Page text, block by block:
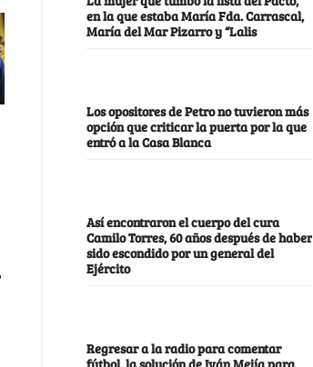
en la que estaba María Fda. Carrascal,
María del Mar Pizarro y “Lalis
Los opositores de Petro no tuvieron más
opción que criticar la puerta por la que
entró a la Casa Blanca
Así encontraron el cuerpo del cura
Camilo Torres, 60 años después de haber
sido escondido por un general del
Ejército
Regresar a la radio para comentar
fútbol, la solución de Iván Mejía para